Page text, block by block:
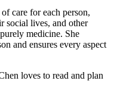
care for each person,
social lives, and other
medicine. She
and ensures every aspect
loves to read and plan